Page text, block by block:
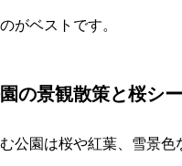
がベストです。
の景観散策と桜シ
公園は桜や紅葉、雪景色